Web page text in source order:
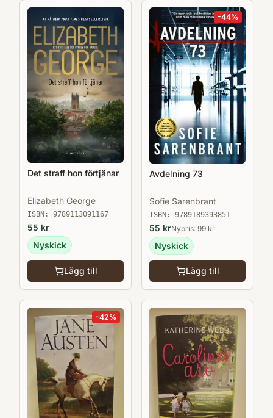
mysdeckare." - Expressen "En avkopplande
deckare med humor och värme." - Hallands
nyheter
Det straff hon förtjänar
Elizabeth George
ISBN: 9789113091167
55 kr
Nyskick
Lägg till
-44%
Avdelning 73
Sofie Sarenbrant
ISBN: 9789189393851
55 krNypris: 99kr
Nyskick
Lägg till
-42%